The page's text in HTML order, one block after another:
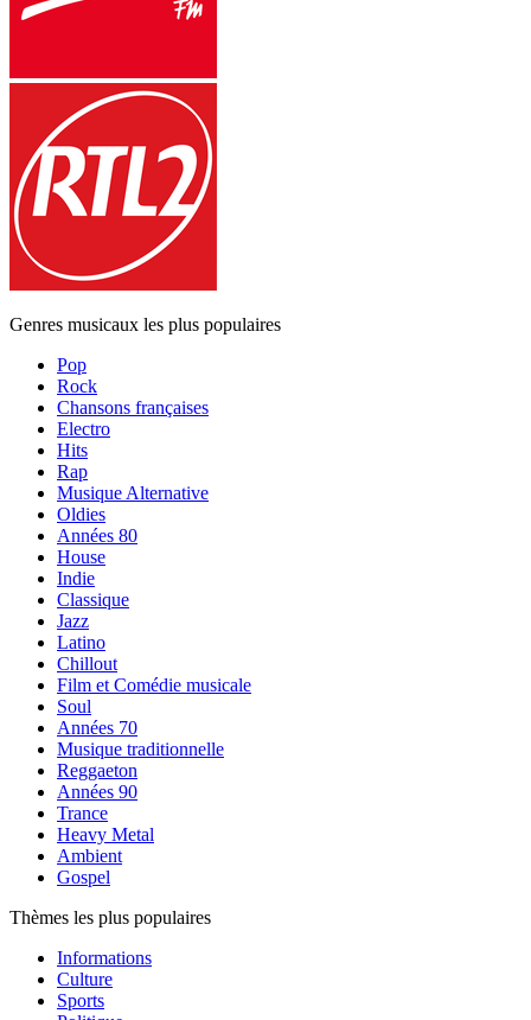
Genres musicaux les plus populaires
Pop
Rock
Chansons françaises
Electro
Hits
Rap
Musique Alternative
Oldies
Années 80
House
Indie
Classique
Jazz
Latino
Chillout
Film et Comédie musicale
Soul
Années 70
Musique traditionnelle
Reggaeton
Années 90
Trance
Heavy Metal
Ambient
Gospel
Thèmes les plus populaires
Informations
Culture
Sports